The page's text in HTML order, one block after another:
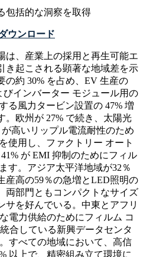
包括的な洞察を取得
ウンロード
は、産業上の採用と再生可能エ
き起こされる顕著な地域差を示
の約 30% を占め、EV 生産の
びインバーター モジュール用の
る風力タービン設置の 47% 増
。欧州が 27% で続き、太陽光
高いリップル電流耐性のため
使用し、ファクトリー オート
が EMI 抑制のためにフィル
す。アジア太平洋地域が32％
産高の59％の急増とLED照明の
両部門ともコンパクトなサイズ
サを好んでいる。中東とアフリ
電力供給のためにフィルム コ
合している新興データセンタ
すべての地域において、高信
以上で、精密組み立て環境に